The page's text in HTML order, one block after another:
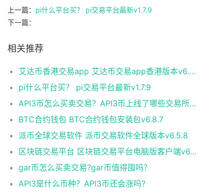
上一篇： pi什么平台买？ pi交易平台最新v1.7.9
下一篇：
相关推荐
艾达币香港交易app 艾达币交易app香港版本v6.0.9
pi什么平台买？ pi交易平台最新v1.7.9
API3币怎么买卖交易？API3币上线了哪些交易所？
BTC合约钱包 BTC合约钱包安装包v6.8.7
派币全球交易软件 派币交易软件全球版本v6.5.8
区块链交易平台 区块链交易平台电脑版客户端v6.0.9
gar币怎么买卖交易?gar币值得囤吗？
API3是什么币种？API3币还会涨吗?